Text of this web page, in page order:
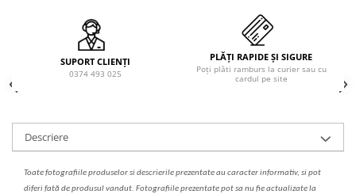
SUPORT CLIENȚI
0374 493 025
PLĂȚI RAPIDE ȘI SIGURE
Poți plăti ramburs la curier sau cu
cardul pe site
Descriere
Toate fotografiile produselorsidescrierileprezentate au caracter informativ, si pot
diferi fată de produsul vandut. Fotografiile prezentate pot sa nu fie actualizate la